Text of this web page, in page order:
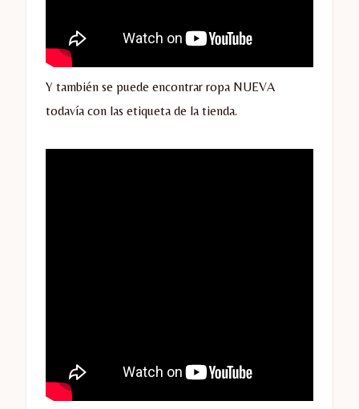
Y también se puede encontrar ropa NUEVA
todavía con las etiqueta de la tienda.